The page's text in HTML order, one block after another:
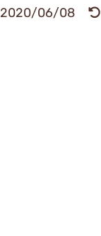
2020/06/08